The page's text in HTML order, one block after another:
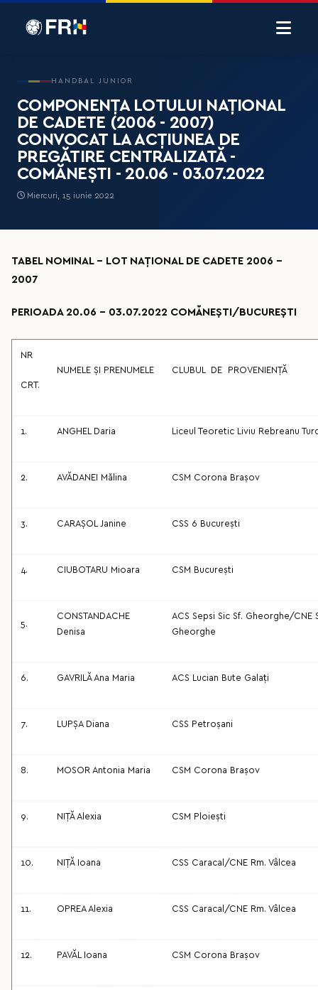
HANDBAL JUNIOR
COMPONENȚA LOTULUI NAȚIONAL
DE CADETE (2006 - 2007)
CONVOCAT LA ACȚIUNEA DE
PREGĂTIRE CENTRALIZATĂ -
COMĂNEȘTI - 20.06 - 03.07.2022
Miercuri, 15 iunie 2022
TABEL NOMINAL - LOT NAȚIONAL DE CADETE 2006 -
2007
PERIOADA 20.06 – 03.07.2022 COMĂNEȘTI/BUCUREȘTI
NR
CRT.
NUMELE ȘI PRENUMELE CLUBUL DE PROVENIENȚĂ
1. ANGHEL Daria Liceul Teoretic Liviu Rebreanu
2. AVĂDANEI Mălina CSM Corona Brașov
3. CARAȘOL Janine CSS 6 București
4. CIUBOTARU Mioara CSM București
5.
CONSTANDACHE
Denisa
ACS Sepsi Sic Sf. Gheorghe/CNE
Gheorghe
6. GAVRILĂ Ana Maria ACS Lucian Bute Galați
7. LUPȘA Diana CSS Petroșani
8. MOSOR Antonia Maria CSM Corona Brașov
9. NIȚĂ Alexia CSM Ploiești
10. NIȚĂ Ioana CSS Caracal/CNE Rm. Vâlcea
11. OPREA Alexia CSS Caracal/CNE Rm. Vâlcea
12. PAVĂL Ioana CSM Corona Brașov